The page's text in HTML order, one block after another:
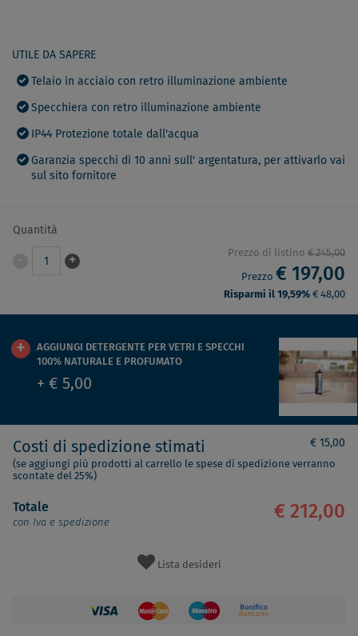
UTILE DA SAPERE
Telaio in acciaio con retro illuminazione ambiente
Specchiera con retro illuminazione ambiente
IP44 Protezione totale dall'acqua
Garanzia specchi di 10 anni sull' argentatura, per attivarlo vai
sul sito fornitore
Quantità
1 +
Prezzo di listino € 245,00
Prezzo € 197,00
Risparmi il 19,59% € 48,00
AGGIUNGI DETERGENTE PER VETRI E SPECCHI
100% NATURALE E PROFUMATO
+ € 5,00
Costi di spedizione stimati € 15,00
(se aggiungi più prodotti al carrello le spese di spedizione verranno
scontate del 25%)
Totale
con Iva e spedizione
€ 212,00
Lista desideri